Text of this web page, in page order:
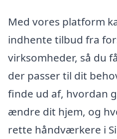
Med vores platform
indhente tilbud fra
virksomheder, så du
der passer til dit
finde ud af, hvordan
ændre dit hjem, og
rette håndværkere i